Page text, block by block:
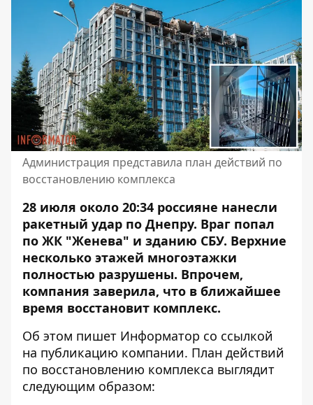
Администрация представила план действий по
восстановлению комплекса
28 июля около 20:34 россияне нанесли
ракетный удар по Днепру. Враг попал
по ЖК "Женева" и зданию СБУ. Верхние
несколько этажей многоэтажки
полностью разрушены. Впрочем,
компания заверила, что в ближайшее
время восстановит комплекс.
Об этом пишет Информатор со ссылкой
на публикацию компании. План действий
по восстановлению комплекса выглядит
следующим образом: